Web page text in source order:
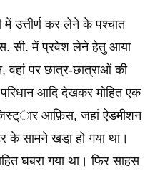
में उत्तीर्ण कर लेने के पश्चात
एस. सी. में प्रवेश लेने हेतु आया
वहां पर छात्र-छात्राओं की
आदि देखकर मोहित एक
आफ़िस, जहां ऐडमीशन
के सामने खडा़ हो गया था।
घबरा गया था। फिर साहस